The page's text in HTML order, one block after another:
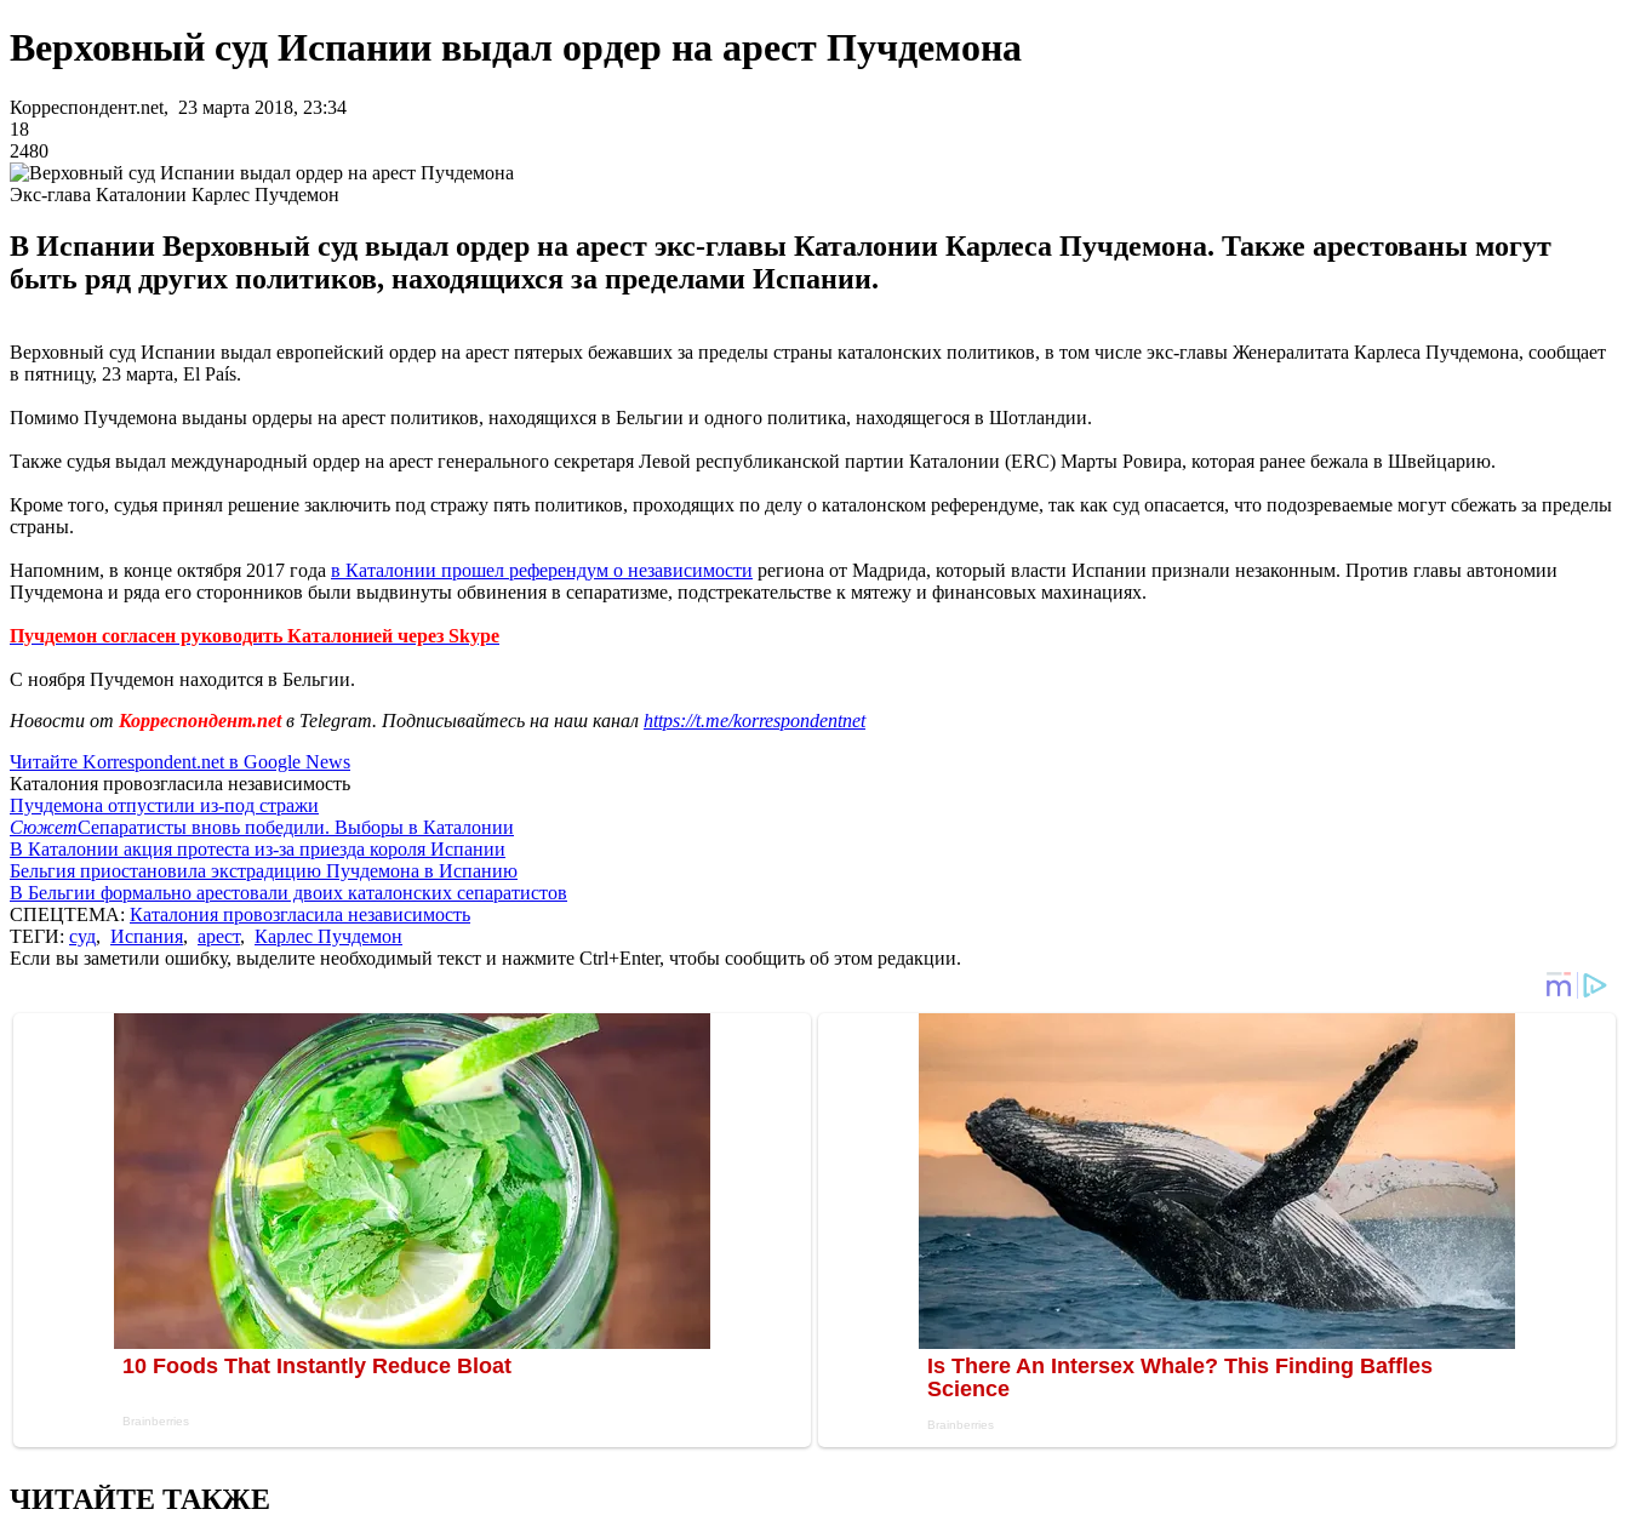
Верховный суд Испании выдал ордер на арест Пучдемона
Корреспондент.net, 23 марта 2018, 23:34
18
2480
Экс-глава Каталонии Карлес Пучдемон
В Испании Верховный суд выдал ордер на арест экс-главы Каталонии Карлеса Пучдемона. Также арестованы могут
быть ряд других политиков, находящихся за пределами Испании.
Верховный суд Испании выдал европейский ордер на арест пятерых бежавших за пределы страны каталонских политиков, в том числе экс-главы Женералитата Карлеса Пучдемона, сообщает
в пятницу, 23 марта, El País.
Помимо Пучдемона выданы ордеры на арест политиков, находящихся в Бельгии и одного политика, находящегося в Шотландии.
Также судья выдал международный ордер на арест генерального секретаря Левой республиканской партии Каталонии (ERC) Марты Ровира, которая ранее бежала в Швейцарию.
Кроме того, судья принял решение заключить под стражу пять политиков, проходящих по делу о каталонском референдуме, так как суд опасается, что подозреваемые могут сбежать за пределы
страны.
Напомним, в конце октября 2017 года в Каталонии прошел референдум о независимости региона от Мадрида, который власти Испании признали незаконным. Против главы автономии
Пучдемона и ряда его сторонников были выдвинуты обвинения в сепаратизме, подстрекательстве к мятежу и финансовых махинациях.
Пучдемон согласен руководить Каталонией через Skype
С ноября Пучдемон находится в Бельгии.
Новости от Корреспондент.netв Telegram. Подписывайтесь на наш канал https://t.me/korrespondentnet
Читайте Korrespondent.net в Google News
Каталония провозгласила независимость
Пучдемона отпустили из-под стражи
СюжетСепаратисты вновь победили. Выборы в Каталонии
В Каталонии акция протеста из-за приезда короля Испании
Бельгия приостановила экстрадицию Пучдемона в Испанию
В Бельгии формально арестовали двоих каталонских сепаратистов
СПЕЦТЕМА: Каталония провозгласила независимость
ТЕГИ: суд, Испания, арест, Карлес Пучдемон
Если вы заметили ошибку, выделите необходимый текст и нажмите Ctrl+Enter, чтобы сообщить об этом редакции.
ЧИТАЙТЕ ТАКЖЕ